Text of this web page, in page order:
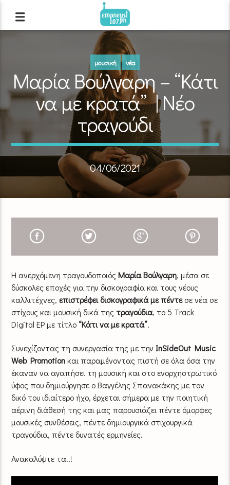
μουσική νέα
Μαρία Βούλγαρη – “Κάτι
να με κρατά” | Νέο
τραγούδι
04/06/2021
Η ανερχόμενη τραγουδοποιόςΜαρία Βούλγαρη, μέσα σε
δύσκολες εποχές για την δισκογραφία και τους νέους
καλλιτέχνες, επιστρέφει δισκογραφικά με πέντεσε νέα σε
στίχους και μουσική δικά της τραγούδια, το 5 Τrack
Digital ΕΡ με τίτλο “Κάτι να με κρατά”.
Συνεχίζοντας τη συνεργασία της με την InSideOut Music
Web Promotionκαι παραμένοντας πιστή σε όλα όσα την
έκαναν να αγαπήσει τη μουσική και στο ενορχηστρωτικό
ύφος που δημιούργησε ο Βαγγέλης Σπανακάκης με τον
δικό του ιδιαίτερο ήχο, έρχεται σήμερα με την ποιητική
αέρινη διάθεσή της και μας παρουσιάζει πέντε όμορφες
μουσικές συνθέσεις, πέντε δημιουργικά στιχουργικά
τραγούδια, πέντε δυνατές ερμηνείες.
Ανακαλύψτε τα..!